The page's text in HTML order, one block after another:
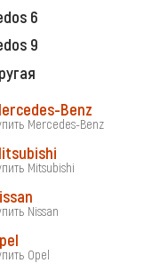
6
9
Benz
Mercedes-Benz
Mitsubishi
Nissan
Opel